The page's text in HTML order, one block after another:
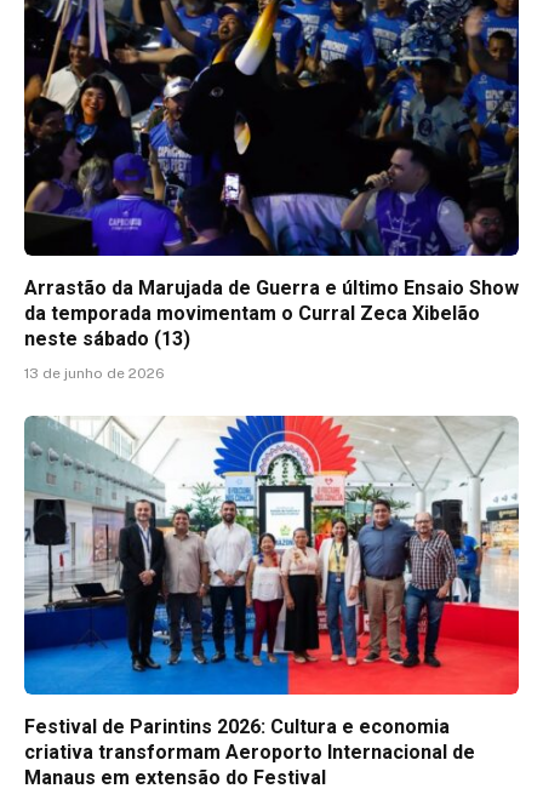
Arrastão da Marujada de Guerra e último Ensaio Show
da temporada movimentam o Curral Zeca Xibelão
neste sábado (13)
13 de junho de 2026
Festival de Parintins 2026: Cultura e economia
criativa transformam Aeroporto Internacional de
Manaus em extensão do Festival